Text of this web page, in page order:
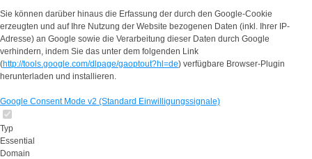
Sie können darüber hinaus die Erfassung der durch den Google-Cookie
erzeugten und auf Ihre Nutzung der Website bezogenen Daten (inkl. Ihrer IP-
Adresse) an Google sowie die Verarbeitung dieser Daten durch Google
verhindern, indem Sie das unter dem folgenden Link
(http://tools.google.com/dlpage/gaoptout?hl=de) verfügbare Browser-Plugin
herunterladen und installieren.
Google Consent Mode v2 (Standard Einwilligungssignale)
Typ
Essential
Domain